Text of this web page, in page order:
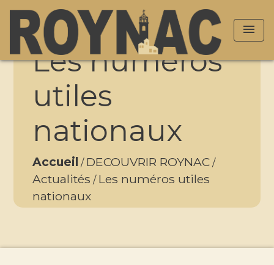
menu
Les numéros
utiles
nationaux
Accueil / DECOUVRIR ROYNAC /
Actualités / Les numéros utiles
nationaux